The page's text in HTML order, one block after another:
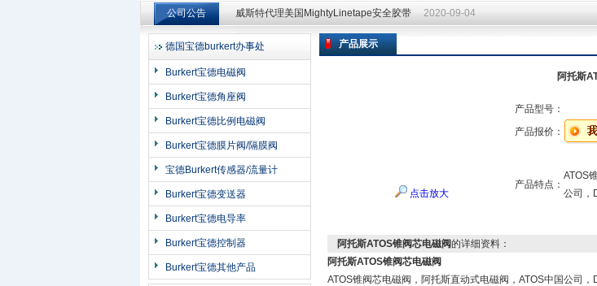
上海申思特自动化设备有限公司
公司公告 威斯特代理美国MightyLinetape安全胶带 2020-09-04
威斯特代理美国MightyLinetape安全胶带
德国宝德burkert办事处
Burkert宝德电磁阀
Burkert宝德角座阀
Burkert宝德比例电磁阀
Burkert宝德膜片阀/隔膜阀
宝德Burkert传感器/流量计
Burkert宝德变送器
Burkert宝德电导率
Burkert宝德控制器
Burkert宝德其他产品
产品展示
阿托斯
点击放大
产品型号：
产品报价：
产品特点：
ATOS
公司，
阿托斯ATOS锥阀芯电磁阀的详细资料：
阿托斯ATOS锥阀芯电磁阀
ATOS锥阀芯电磁阀，阿托斯直动式电磁阀，ATOS中国公司